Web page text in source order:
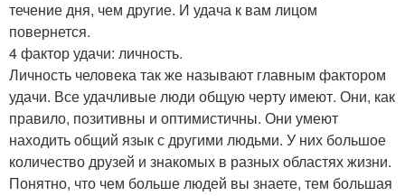
течение дня, чем другие. И удача к вам лицом
повернется.
4 фактор удачи: личность.
Личность человека так же называют главным фактором
удачи. Все удачливые люди общую черту имеют. Они, как
правило, позитивны и оптимистичны. Они умеют
находить общий язык с другими людьми. У них большое
количество друзей и знакомых в разных областях жизни.
Понятно, что чем больше людей вы знаете, тем большая